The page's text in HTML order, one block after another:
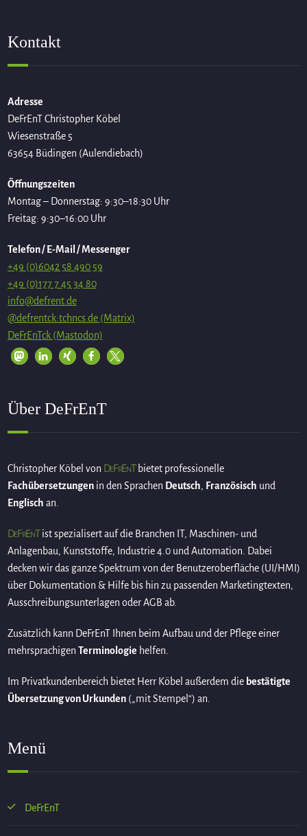
Kontakt
Adresse
DeFrEnT Christopher Köbel
Wiesenstraße 5
63654 Büdingen (Aulendiebach)
Öffnungszeiten
Montag – Donnerstag: 9:30–18:30 Uhr
Freitag: 9:30–16:00 Uhr
Telefon / E-Mail / Messenger
+49 (0)6042 58 490 59
+49 (0)177 7 45 34 80
info@defrent.de
@defrentck:tchncs.de (Matrix)
DeFrEnTck (Mastodon)
Über DeFrEnT
Christopher Köbel von DeFrEnTbietet professionelle
Fachübersetzungenin den Sprachen Deutsch, Französisch und
Englisch an.
DeFrEnTist spezialisert auf die Branchen IT, Maschinen- und
Anlagenbau, Kunststoffe, Industrie 4.0 und Automation. Dabei
decken wir das ganze Spektrum von der Benutzeroberfläche (UI/HMI)
über Dokumentation & Hilfe bis hin zu passenden Marketingtexten,
Ausschreibungsunterlagen oder AGB ab.
Zusätzlich kann DeFrEnT Ihnen beim Aufbau und der Pflege einer
mehrsprachigen Terminologie helfen.
Im Privatkundenbereich bietet Herr Köbel außerdem die bestätigte
Übersetzung von Urkunden(„mit Stempel“) an.
Menü
DeFrEnT